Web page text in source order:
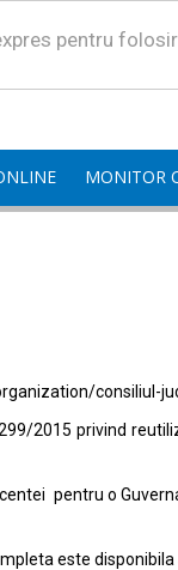
pentru
MONITOR
consiliul-
2015 privind
pentru o
este disponibila